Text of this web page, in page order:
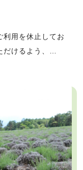
利用を休止してお
だけるよう、…